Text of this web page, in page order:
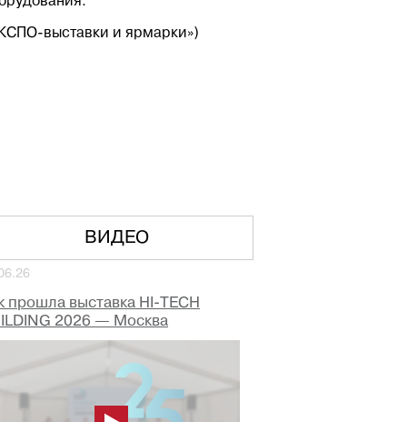
выставки и ярмарки»)
ВИДЕО
прошла выставка HI-TECH
2026 — Москва